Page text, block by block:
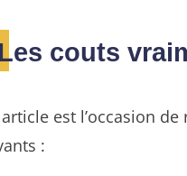
Les couts
article est l’occasion
: